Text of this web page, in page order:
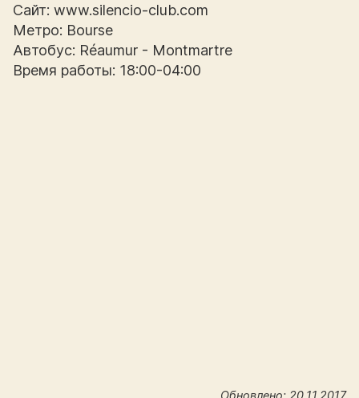
Сайт: www.silencio-club.com
Метро: Bourse
Автобус: Réaumur - Montmartre
Время работы: 18:00-04:00
Обновлено: 20.11.2017